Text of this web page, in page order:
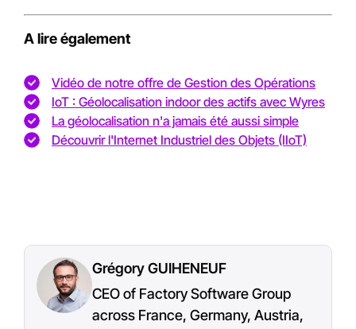
A lire également
Vidéo de notre offre de Gestion des Opérations
IoT : Géolocalisation indoor des actifs avec Wyres
La géolocalisation n'a jamais été aussi simple
Découvrir l'Internet Industriel des Objets (IIoT)
Grégory GUIHENEUF
CEO of Factory Software Group
across France, Germany, Austria,